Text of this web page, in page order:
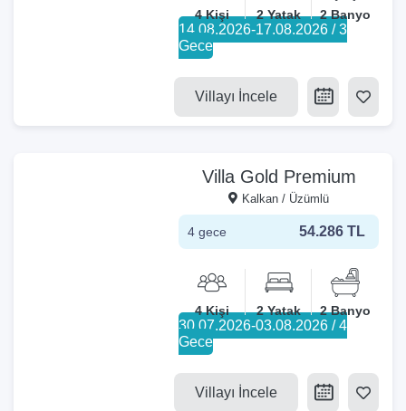
4 Kişi 2 Yatak 2 Banyo
14.08.2026-17.08.2026 / 3
Gece
Villayı İncele
Villa Gold Premium
Kalkan / Üzümlü
4 gece 54.286 TL
4 Kişi 2 Yatak 2 Banyo
30.07.2026-03.08.2026 / 4
Gece
Villayı İncele